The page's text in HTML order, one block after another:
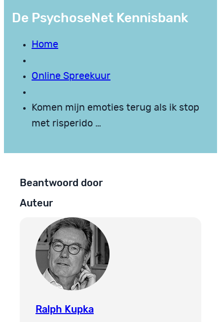
De PsychoseNet Kennisbank
Home
Online Spreekuur
Komen mijn emoties terug als ik stop
met risperido …
Beantwoord door
Auteur
Ralph Kupka